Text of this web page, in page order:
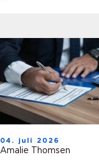
04. juli 2026
Amalie Thomsen